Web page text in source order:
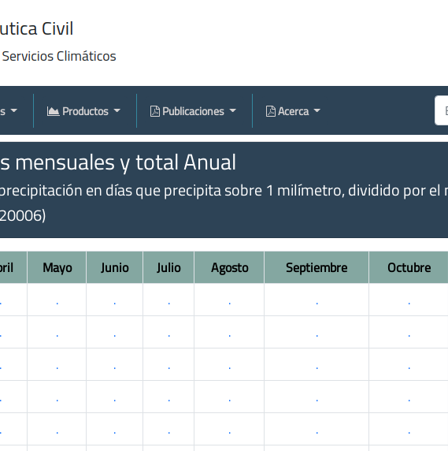
Productos Publicaciones Acerca
mensuales y total Anual
en días que precipita sobre 1 milímetro, dividido por
Mayo Junio Julio Agosto Septiembre Octubre
. . . . . . .
. . . . . . .
. . . . . . .
. . . . . . .
. . . . . . .